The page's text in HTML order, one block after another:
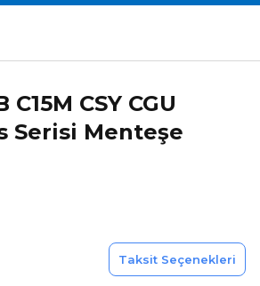
CSY CGU
Serisi Menteşe
Taksit Seçenekleri